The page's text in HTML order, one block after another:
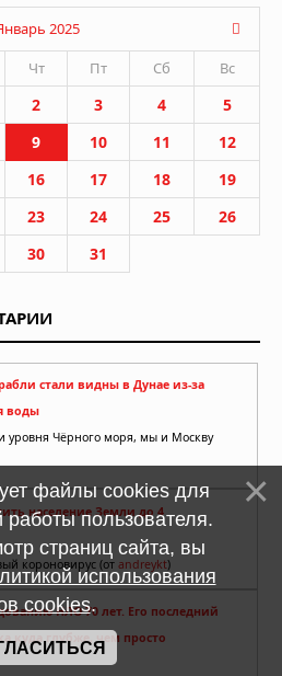
2025
Чт Пт Сб Вс
2 3 4
5
9 10 11
12
16 17 18
19
23 24 25
26
30 31
стали видны в Дунае из-за
воды
уровня Чёрного моря, мы и Москву
население Земли до 4
короновирус (от andreykt)
НЛО 70 лет. Его последний
куда глубже, чем просто
файлы cookies для
пользователя.
страниц сайта, вы
использования
cookies.